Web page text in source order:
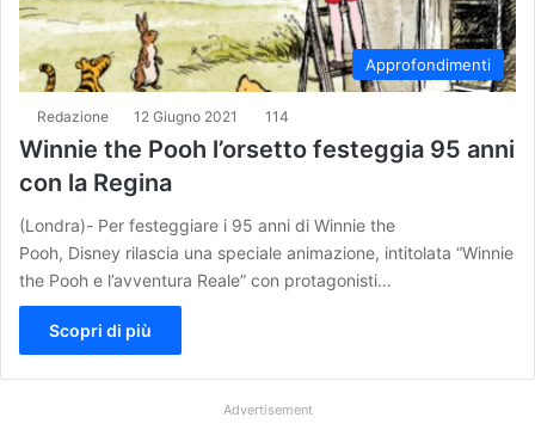
Approfondimenti
Redazione 12 Giugno 2021 114
Winnie the Pooh l’orsetto festeggia 95 anni
con la Regina
(Londra)- Per festeggiare i 95 anni di Winnie the
Pooh, Disney rilascia una speciale animazione, intitolata “Winnie
the Pooh e l’avventura Reale” con protagonisti…
Scopri di più
Advertisement